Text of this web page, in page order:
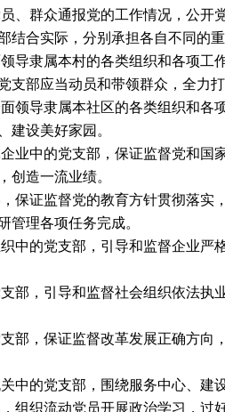
、群众通报党的工作情况，公开
结合实际，分别承担各自不同的
导隶属本村的各类组织和各项
支部应当动员和带领群众，全力
领导隶属本社区的各类组织和
建设美好家园。
业中的党支部，保证监督党和
创造一流业绩。
保证监督党的教育方针贯彻落
管理各项任务完成。
中的党支部，引导和监督企业
部，引导和监督社会组织依法
部，保证监督改革发展正确方
中的党支部，围绕服务中心、
组织流动党员开展政治学习，